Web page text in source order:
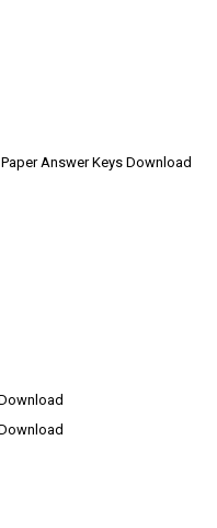
Answer Keys Download